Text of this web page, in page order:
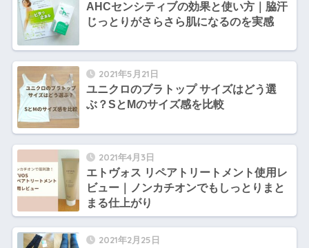
AHCセンシティブの効果と使い方｜脇汗
じっとりがさらさら肌になるのを実感
2021年5月21日
ユニクロのブラトップ サイズはどう選
ぶ？SとMのサイズ感を比較
2021年4月3日
エトヴォス リペアトリートメント使用レ
ビュー｜ノンカチオンでもしっとりまと
まる仕上がり
2021年2月25日